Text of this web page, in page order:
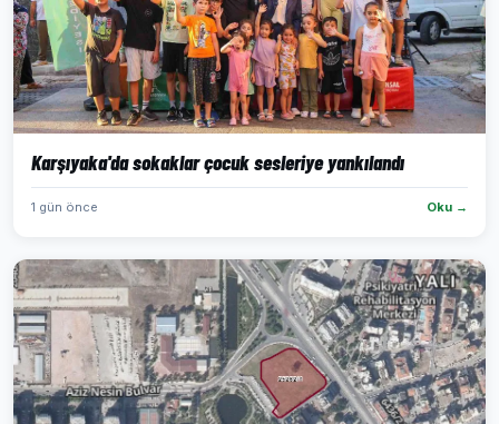
Karşıyaka'da sokaklar çocuk sesleriye yankılandı
1 gün önce Oku →